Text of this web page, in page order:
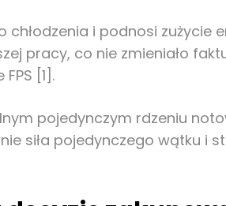
i podnosi zużycie
pracy, co nie zmieniało
[1].
pojedynczym rdzeniu
siła pojedynczego wątku i